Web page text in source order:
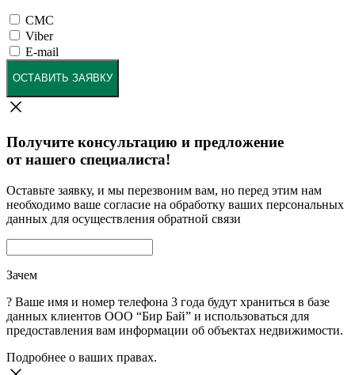
СМС
Viber
E-mail
ОСТАВИТЬ ЗАЯВКУ
Получите консультацию и предложение
от нашего специалиста!
Оставьте заявку, и мы перезвоним вам, но перед этим нам
необходимо ваше согласие на обработку ваших персональных
данных для осуществления обратной связи
Зачем
? Ваше имя и номер телефона 3 года будут храниться в базе
данных клиентов ООО “Бир Бай” и использоваться для
предоставления вам информации об объектах недвижимости.
Подробнее о ваших правах.